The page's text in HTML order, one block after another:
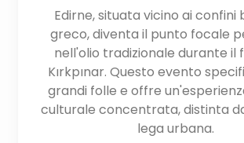
Edirne, situata vicino ai confini
greco, diventa il punto focale
nell'olio tradizionale durante il
Kırkpınar. Questo evento
grandi folle e offre
culturale concentrata, distinta
lega urbana.